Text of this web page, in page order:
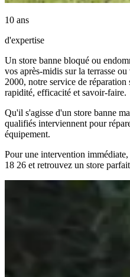
10 ans
d'expertise
Un store banne bloqué ou
vos après-midis sur la terrasse
2000, notre service de
rapidité, efficacité et savoir-faire.
Qu'il s'agisse d'un store banne
qualifiés interviennent pour
équipement.
Pour une intervention
18 26 et retrouvez un store